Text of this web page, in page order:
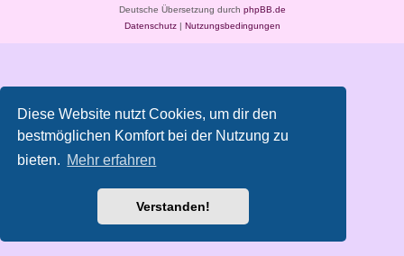
Diese Website nutzt Cookies, um dir den
bestmöglichen Komfort bei der Nutzung zu
bieten. Mehr erfahren
Verstanden!
Deutsche Übersetzung durch phpBB.de
Datenschutz| Nutzungsbedingungen